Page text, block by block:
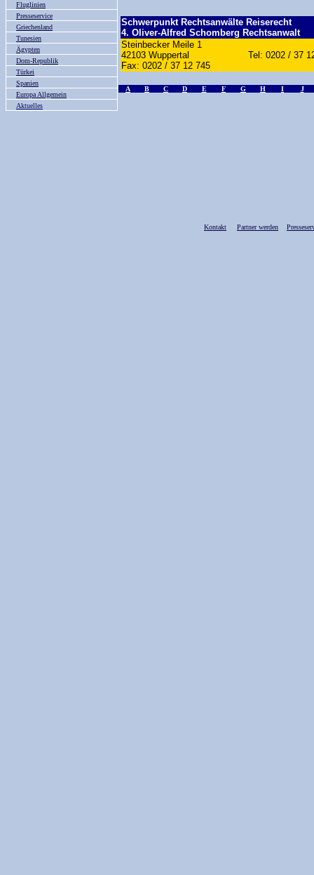
Fluglinien
Presseservice
Griechenland
Tunesien
Ägypten
Dom-Republik
Türkei
Spanien
Europa Allgemein
Aktuelles
Schwerpunkt Rechtsanwälte Reiserecht
4. Oliver-Alfred Schomberg Rechtsanwalt
Steinbecker Meile 1
42103 Wuppertal Tel: 0202 /
Fax: 0202 / 37 12 745
A B C D E F G H I J
Kontakt Partner werden